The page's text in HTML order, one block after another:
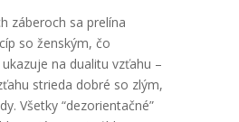
záberoch sa prelína
so ženským, čo
na dualitu vzťahu –
strieda dobré so zlým,
Všetky “dezorientačné”